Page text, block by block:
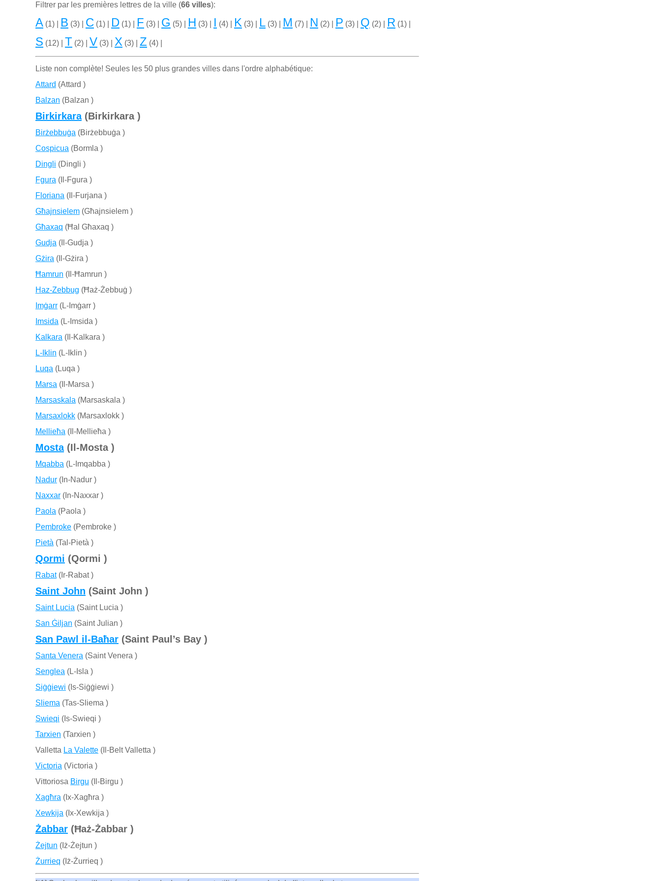
Filtrer par les premiѐres lettres de la ville (66 villes):
A (1) | B (3) | C (1) | D (1) | F (3) | G (5) | H (3) | I (4) | K (3) | L (3) | M (7) | N (2) | P (3) | Q (2) | R (1) |
S (12) | T (2) | V (3) | X (3) | Z (4) |
Liste non complète! Seules les 50 plus grandes villes dans l'ordre alphabétique:
Attard (Attard )
Balzan (Balzan )
Birkirkara(Birkirkara )
Birżebbuġa (Birżebbuġa )
Cospicua (Bormla )
Dingli (Dingli )
Fgura (Il-Fgura )
Floriana (Il-Furjana )
Għajnsielem (Għajnsielem )
Għaxaq (Ħal Għaxaq )
Gudja (Il-Gudja )
Gżira (Il-Gżira )
Ħamrun (Il-Ħamrun )
Haz-Zebbug (Ħaż-Żebbuġ )
Imġarr (L-Imġarr )
Imsida (L-Imsida )
Kalkara (Il-Kalkara )
L-Iklin (L-Iklin )
Luqa (Luqa )
Marsa (Il-Marsa )
Marsaskala (Marsaskala )
Marsaxlokk (Marsaxlokk )
Mellieħa (Il-Mellieħa )
Mosta(Il-Mosta )
Mqabba (L-Imqabba )
Nadur (In-Nadur )
Naxxar (In-Naxxar )
Paola (Paola )
Pembroke (Pembroke )
Pietà (Tal-Pietà )
Qormi (Qormi )
Rabat(Ir-Rabat )
Saint John (Saint John )
Saint Lucia (Saint Lucia )
San Ġiljan (Saint Julian )
San Pawl il-Baħar (Saint Paul’s Bay )
Santa Venera (Saint Venera )
Senglea (L-Isla )
Siġġiewi (Is-Siġġiewi )
Sliema (Tas-Sliema )
Swieqi (Is-Swieqi )
Tarxien (Tarxien )
Valletta La Valette (Il-Belt Valletta )
Victoria (Victoria )
Vittoriosa Birgu (Il-Birgu )
Xagħra (Ix-Xagħra )
Xewkija (Ix-Xewkija )
Żabbar (Ħaż-Żabbar )
Żejtun (Iż-Żejtun )
Żurrieq (Iż-Żurrieq )